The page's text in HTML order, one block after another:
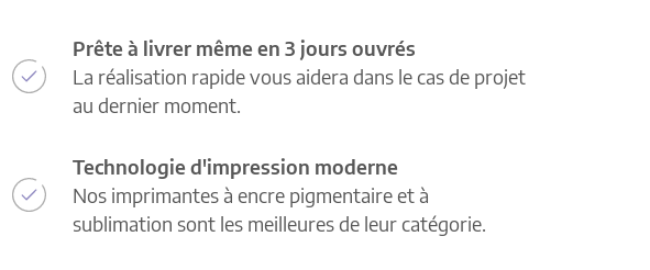
Prête à livrer même en 3 jours ouvrés
La réalisation rapide vous aidera dans le cas de projet
au dernier moment.
Technologie d'impression moderne
Nos imprimantes à encre pigmentaire et à
sublimation sont les meilleures de leur catégorie.